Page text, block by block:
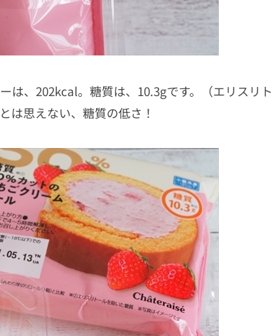
は、202kcal。糖質は、10.3gです。（エリスリト
は思えない、糖質の低さ！